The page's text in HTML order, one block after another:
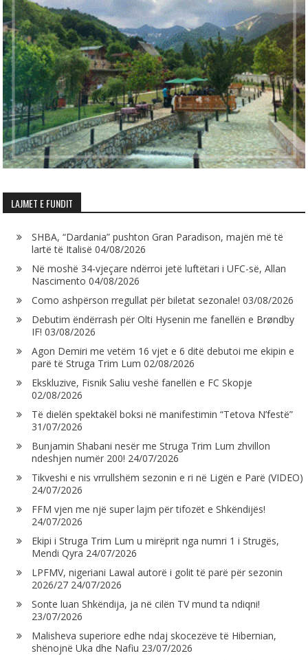
LAJMET E FUNDIT
SHBA, “Dardania” pushton Gran Paradison, majën më të
lartë të Italisë 04/08/2026
Në moshë 34-vjeçare ndërroi jetë luftëtari i UFC-së, Allan
Nascimento 04/08/2026
Como ashpërson rregullat për biletat sezonale! 03/08/2026
Debutim ëndërrash për Olti Hysenin me fanellën e Brøndby
IF! 03/08/2026
Agon Demiri me vetëm 16 vjet e 6 ditë debutoi me ekipin e
parë të Struga Trim Lum 02/08/2026
Ekskluzive, Fisnik Saliu veshë fanellën e FC Skopje
02/08/2026
Të dielën spektakël boksi në manifestimin “Tetova N’festë”
31/07/2026
Bunjamin Shabani nesër me Struga Trim Lum zhvillon
ndeshjen numër 200! 24/07/2026
Tikveshi e nis vrrullshëm sezonin e ri në Ligën e Parë (VIDEO)
24/07/2026
FFM vjen me një super lajm për tifozët e Shkëndijës!
24/07/2026
Ekipi i Struga Trim Lum u mirëprit nga numri 1 i Strugës,
Mendi Qyra 24/07/2026
LPFMV, nigeriani Lawal autorë i golit të parë për sezonin
2026/27 24/07/2026
Sonte luan Shkëndija, ja në cilën TV mund ta ndiqni!
23/07/2026
Malisheva superiore edhe ndaj skocezëve të Hibernian,
shënojnë Uka dhe Nafiu 23/07/2026